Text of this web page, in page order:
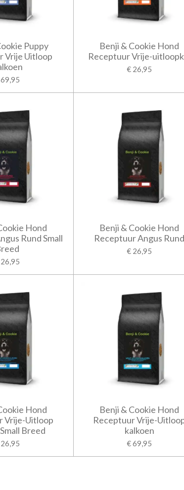
Puppy
Vrije Uitloop
Benji & Cookie Hond
Receptuur Vrije-
€ 26,95
Hond
Rund Small
Benji & Cookie Hond
Receptuur Angus
€ 26,95
Hond
Vrije-Uitloop
Breed
Benji & Cookie Hond
Receptuur Vrije-
kalkoen
€ 69,95